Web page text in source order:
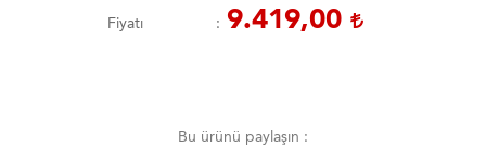
Fiyatı 9.419,00
Bu ürünü paylaşın :